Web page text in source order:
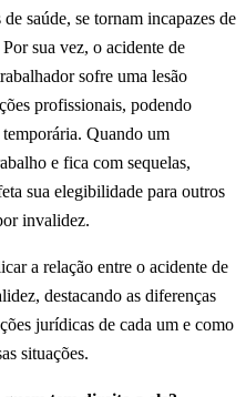
saúde, se tornam incapazes de
sua vez, o acidente de
sofre uma lesão
profissionais, podendo
Quando um
e fica com sequelas,
sua elegibilidade para outros
invalidez.
a relação entre o acidente de
destacando as diferenças
jurídicas de cada um e como
situações.